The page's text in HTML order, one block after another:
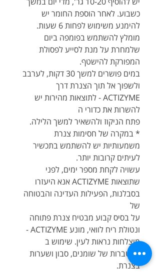
כשבוע. לאחר הוספת החומר יש
להימנע משימוש לפחות 6 שעות.
מומלץ להשתמש בפומפה ביום
שלמחרת על מנת לסייע לפסולת
המפורקת להישטף.
במים פושרים למשך 30 דקות, לערבב
ולשפוך אל תוך הצנרת דרך
ACTIZYME - לתוצאות מהירות יש
להשרות את כדורי ה
פתח הניקוז ולהשאיר למשך הלילה.
* במקרה של חסימות צנרת
משמעותיות יש להשתמש בתכשיר
לעיתים קרובות יותר.
עשויה לקחת מספר ימים, לפני
שתוצאות ACTIZYME אנא היעזרו
בסבלנות, הפעילות העדינה והבטוחה
של
על בסיס קבוע מבטיח צנרת פתוחה
ונטולת ריח לוואי, מונע ACTIZYME -
מוצלחות נראות לעין. שימוש ב
הצטברות של שומנים, סבון ושערות
בצנרת.